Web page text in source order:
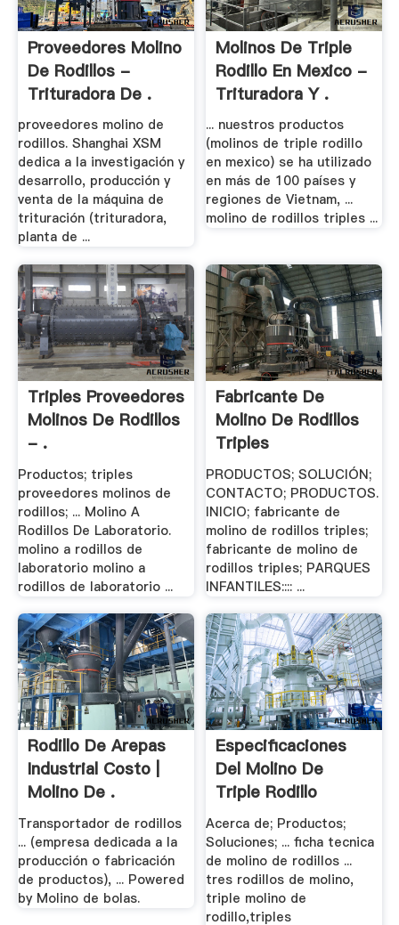
Proveedores Molino
De Rodillos -
Trituradora De .
proveedores molino de
rodillos. Shanghai XSM
dedica a la investigación y
desarrollo, producción y
venta de la máquina de
trituración (trituradora,
planta de ...
Molinos De Triple
Rodillo En Mexico -
Trituradora Y .
... nuestros productos
(molinos de triple rodillo
en mexico) se ha utilizado
en más de 100 países y
regiones de Vietnam, ...
molino de rodillos triples ...
Triples Proveedores
Molinos De Rodillos
- .
Productos; triples
proveedores molinos de
rodillos; ... Molino A
Rodillos De Laboratorio.
molino a rodillos de
laboratorio molino a
rodillos de laboratorio ...
Fabricante De
Molino De Rodillos
Triples
PRODUCTOS; SOLUCIÓN;
CONTACTO; PRODUCTOS.
INICIO; fabricante de
molino de rodillos triples;
fabricante de molino de
rodillos triples; PARQUES
INFANTILES:::: ...
Rodillo De Arepas
Industrial Costo |
Molino De .
Transportador de rodillos
... (empresa dedicada a la
producción o fabricación
de productos), ... Powered
by Molino de bolas.
Especificaciones
Del Molino De
Triple Rodillo
Acerca de; Productos;
Soluciones; ... ficha tecnica
de molino de rodillos ...
tres rodillos de molino,
triple molino de
rodillo,triples